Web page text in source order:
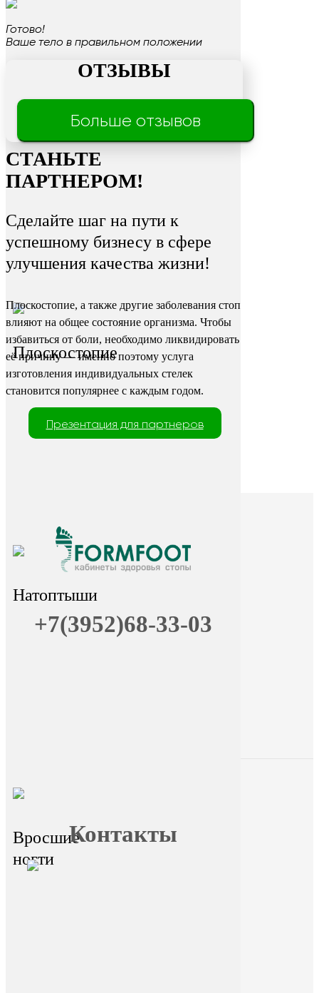
Трещины
на пятках
Плоскостопие
Натоптыши
Вросшие
ногти
Готово!
Ваше тело в правильном положении
ОТЗЫВЫ
Больше отзывов
СТАНЬТЕ
ПАРТНЕРОМ!
Сделайте шаг на пути к
успешному бизнесу в сфере
улучшения качества жизни!
Плоскостопие, а также другие заболевания стоп
влияют на общее состояние организма. Чтобы
избавиться от боли, необходимо ликвидировать
её причину — именно поэтому услуга
изготовления индивидуальных стелек
становится популярнее с каждым годом.
Презентация для партнеров
+7(3952)68-33-03
Контакты